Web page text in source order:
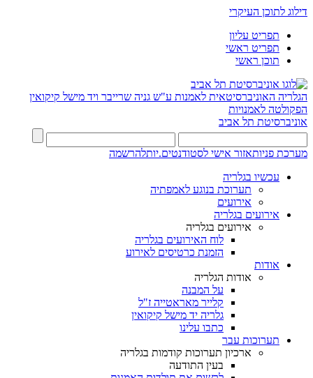
דילוג לתוכן העיקרי
תפריט עליון
תפריט ראשי
תוכן ראשי
הגלריה האוניברסיטאית לאמנות ע"ש גניה שרייבר ויד מישל קיקואין
הפקולטה לאמנויות
אוניברסיטת תל אביב
מערכת פניותאזור אישי לסטודנטים.יותלהרשמה
עכשיו בגלריה
תערוכת בנוגע לאמפתיה
אירועים
אירועים בגלריה
אירועים בגלריה
לוח האירועים בגלריה
הזמנת כרטיסים לאירוע
אודות
אודות הגלריה
על המבנה
קלייר מאראטייה ז"ל
גלריה יד מישל קיקואין
כתבו עלינו
תערוכות עבר
ארכיון תערוכות קודמות בגלריה
בעין התודעה